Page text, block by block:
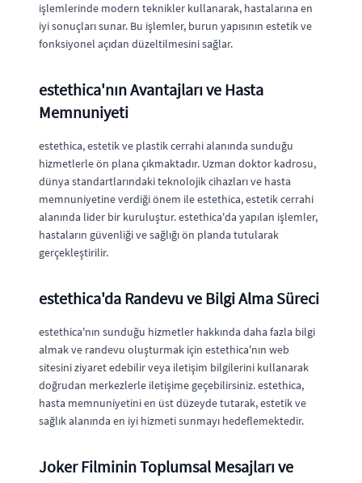
işlemlerinde modern teknikler kullanarak, hastalarına en
iyi sonuçları sunar. Bu işlemler, burun yapısının estetik ve
fonksiyonel açıdan düzeltilmesini sağlar.
estethica'nın Avantajları ve Hasta
Memnuniyeti
estethica, estetik ve plastik cerrahi alanında sunduğu
hizmetlerle ön plana çıkmaktadır. Uzman doktor kadrosu,
dünya standartlarındaki teknolojik cihazları ve hasta
memnuniyetine verdiği önem ile estethica, estetik cerrahi
alanında lider bir kuruluştur. estethica'da yapılan işlemler,
hastaların güvenliği ve sağlığı ön planda tutularak
gerçekleştirilir.
estethica'da Randevu ve Bilgi Alma Süreci
estethica'nın sunduğu hizmetler hakkında daha fazla bilgi
almak ve randevu oluşturmak için estethica'nın web
sitesini ziyaret edebilir veya iletişim bilgilerini kullanarak
doğrudan merkezlerle iletişime geçebilirsiniz. estethica,
hasta memnuniyetini en üst düzeyde tutarak, estetik ve
sağlık alanında en iyi hizmeti sunmayı hedeflemektedir.
Joker Filminin Toplumsal Mesajları ve